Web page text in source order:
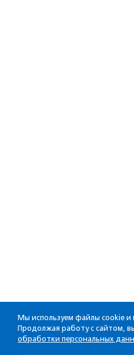
Мы используем файлы cookie и
Продолжая работу с сайтом,
обработки персональных